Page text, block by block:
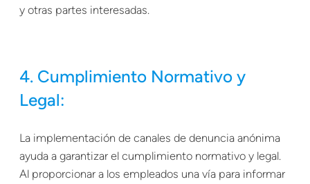
y otras partes interesadas.
4. Cumplimiento Normativo y
Legal:
La implementación de canales de denuncia anónima
ayuda a garantizar el cumplimiento normativo y legal.
Al proporcionar a los empleados una vía para informar